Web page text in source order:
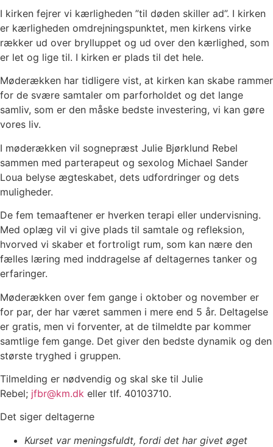
I kirken fejrer vi kærligheden ”til døden skiller ad”. I kirken
er kærligheden omdrejningspunktet, men kirkens virke
rækker ud over brylluppet og ud over den kærlighed, som
er let og lige til. I kirken er plads til det hele.
Møderækken har tidligere vist, at kirken kan skabe rammer
for de svære samtaler om parforholdet og det lange
samliv, som er den måske bedste investering, vi kan gøre
vores liv.
I møderækken vil sognepræst Julie Bjørklund Rebel
sammen med parterapeut og sexolog Michael Sander
Loua belyse ægteskabet, dets udfordringer og dets
muligheder.
De fem temaaftener er hverken terapi eller undervisning.
Med oplæg vil vi give plads til samtale og refleksion,
hvorved vi skaber et fortroligt rum, som kan nære den
fælles læring med inddragelse af deltagernes tanker og
erfaringer.
Møderækken over fem gange i oktober og november er
for par, der har været sammen i mere end 5 år. Deltagelse
er gratis, men vi forventer, at de tilmeldte par kommer
samtlige fem gange. Det giver den bedste dynamik og den
største tryghed i gruppen.
Tilmelding er nødvendig og skal ske til Julie
Rebel; jfbr@km.dk eller tlf. 40103710.
Det siger deltagerne
Kurset var meningsfuldt, fordi det har givet øget